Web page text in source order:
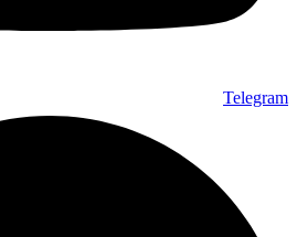
Telegram